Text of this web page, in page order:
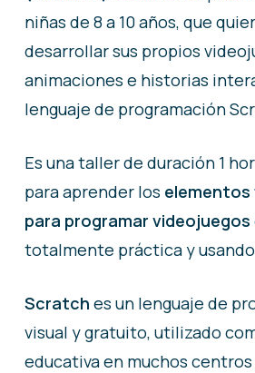
niñas de 8 a 10 años, que
desarrollar sus propios
animaciones e historias
lenguaje de programación
Es una taller de duración 1
para aprender los
para programar videojuegos
totalmente práctica y
Scratch es un lenguaje de
visual y gratuito, utilizado
educativa en muchos